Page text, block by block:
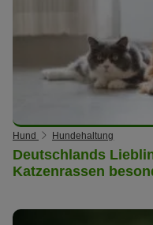
Hund Hundehaltung
Deutschlands
Katzenrassen